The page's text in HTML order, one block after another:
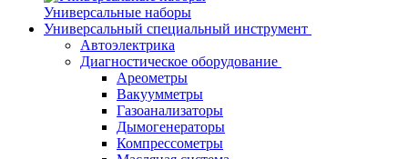
Универсальные наборы
Универсальный специальный инструмент
Автоэлектрика
Диагностическое оборудование
Ареометры
Вакуумметры
Газоанализаторы
Дымогенераторы
Компрессометры